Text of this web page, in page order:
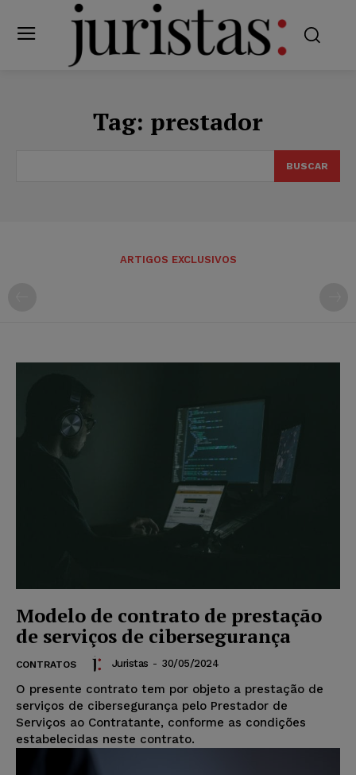
Tag: prestador
BUSCAR
ARTIGOS EXCLUSIVOS
Modelo de contrato de prestação
de serviços de cibersegurança
CONTRATOS Juristas - 30/05/2024
O presente contrato tem por objeto a prestação de
serviços de cibersegurança pelo Prestador de
Serviços ao Contratante, conforme as condições
estabelecidas neste contrato.